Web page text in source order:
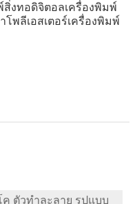
พ์สิ่งทอดิจิตอลเครื่องพิมพ์
พลีเอสเตอร์เครื่องพิมพ์
ตัวทำละลาย รูปแบบ